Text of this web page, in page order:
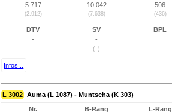
5.717
(2.912)
10.042
(7.638)
506
(436)
DTV
-
SV
-
(-)
BPL
Infos...
L 3002 Auma (L 1087) - Muntscha (K 303)
Nr.
B-Rang
L-Rang